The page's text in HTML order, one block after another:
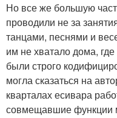
Но все же большую
проводили не за
танцами, песнями и
им не хватало дома,
были строго
могла сказаться на
кварталах есивара
совмещавшие функции